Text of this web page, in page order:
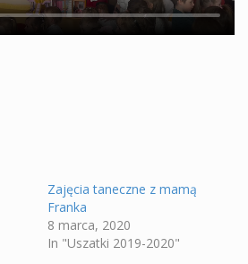
Zajęcia taneczne z mamą
Franka
8 marca, 2020
In "Uszatki 2019-2020"